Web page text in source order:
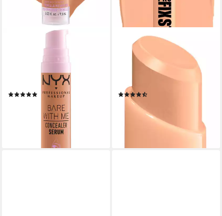
Concealer BARE WITH ME
CONALER SERUM, mittlere
Deckkraft, kaschiert, rote
oder entzündete Hautstellen
(2)
(1.858,33 €/ 1 l)
lieferbar in 4 Wochen
NYX PROFESSIONAL MAKEUP
Concealer PRO FIX STICK,
kaschiert Augenringe,
Unreinheiten und
Hyperpigmentierung
ab 15,89 €
(9.931,25 €/ 1 kg)
lieferbar in 3 Wochen